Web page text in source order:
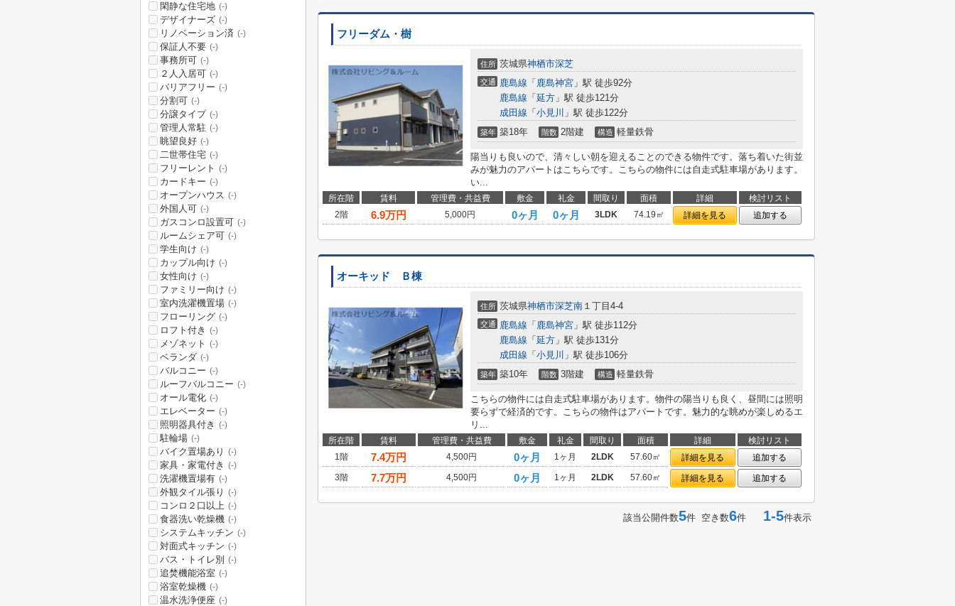
フリーダム・樹
住所 茨城県神栖市深芝
交通 鹿島線 「 鹿島神宮 」駅 徒歩92分
鹿島線 「 延方 」駅 徒歩121分
成田線 「 小見川 」駅 徒歩122分
築年 築18年 階数 2階建 構造 軽量鉄骨
陽当りも良いので、清々しい朝を迎えることのできる物件です。落ち着いた街並
みが魅力のアパートはこちらです。こちらの物件には自走式駐車場があります。
い...
所在階 賃料 管理費・共益費 敷金 礼金 間取り 面積 詳細
検討リスト
2階
6.9万円 5,000円 0ヶ月 0ヶ月 3LDK 74.19㎡ 詳細を見る 追加する
オーキッド Ｂ棟
住所 茨城県神栖市深芝南 １丁目4-4
交通 鹿島線 「 鹿島神宮 」駅 徒歩112分
鹿島線 「 延方 」駅 徒歩131分
成田線 「 小見川 」駅 徒歩106分
築年 築10年 階数 3階建 構造 軽量鉄骨
こちらの物件には自走式駐車場があります。物件の陽当りも良く、昼間には照明
要らずで経済的です。こちらの物件はアパートです。魅力的な眺めが楽しめるエ
リ...
所在階 賃料 管理費・共益費 敷金 礼金 間取り 面積 詳細
検討リスト
1階
7.4万円 4,500円 0ヶ月 1ヶ月 2LDK 57.60㎡ 詳細を見る
追加する
3階
7.7万円 4,500円 0ヶ月 1ヶ月 2LDK 57.60㎡ 詳細を見る 追加する
該当公開件数5件 空き数6件 1-5件表示
閑静な住宅地 (-)
デザイナーズ (-)
リノベーション済 (-)
保証人不要 (-)
事務所可 (-)
２人入居可 (-)
バリアフリー (-)
分割可 (-)
分譲タイプ (-)
管理人常駐 (-)
眺望良好 (-)
二世帯住宅 (-)
フリーレント (-)
カードキー (-)
オープンハウス (-)
外国人可 (-)
ガスコンロ設置可 (-)
ルームシェア可 (-)
学生向け (-)
カップル向け (-)
女性向け (-)
ファミリー向け (-)
室内洗濯機置場 (-)
フローリング (-)
ロフト付き (-)
メゾネット (-)
ベランダ (-)
バルコニー (-)
ルーフバルコニー (-)
オール電化 (-)
エレベーター (-)
照明器具付き (-)
駐輪場 (-)
バイク置場あり (-)
家具・家電付き (-)
洗濯機置場有 (-)
外観タイル張り (-)
コンロ２口以上 (-)
食器洗い乾燥機 (-)
システムキッチン (-)
対面式キッチン (-)
バス・トイレ別 (-)
追焚機能浴室 (-)
浴室乾燥機 (-)
温水洗浄便座 (-)